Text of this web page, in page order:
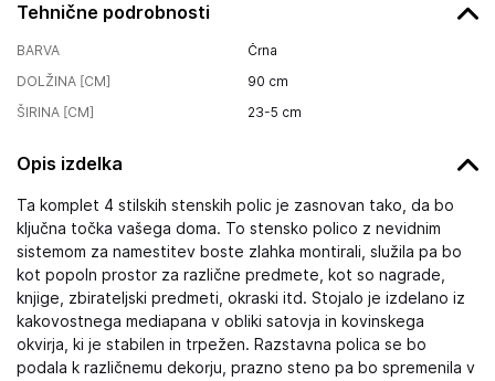
Tehnične podrobnosti
BARVA
Črna
DOLŽINA [CM]
90 cm
ŠIRINA [CM]
23-5 cm
Opis izdelka
Ta komplet 4 stilskih stenskih polic je zasnovan tako, da bo
ključna točka vašega doma. To stensko polico z nevidnim
sistemom za namestitev boste zlahka montirali, služila pa bo
kot popoln prostor za različne predmete, kot so nagrade,
knjige, zbirateljski predmeti, okraski itd. Stojalo je izdelano iz
kakovostnega mediapana v obliki satovja in kovinskega
okvirja, ki je stabilen in trpežen. Razstavna polica se bo
podala k različnemu dekorju, prazno steno pa bo spremenila v